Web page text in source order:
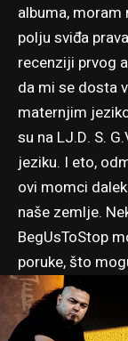
albuma,
polju sviđa
recenziji prvog
da mi se dosta
maternjim
su na LJ​.​D​. ​S​.
jeziku. I eto,
ovi momci
naše zemlje.
BegUsToStop
poruke, što